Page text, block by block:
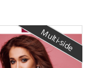
Multi-side